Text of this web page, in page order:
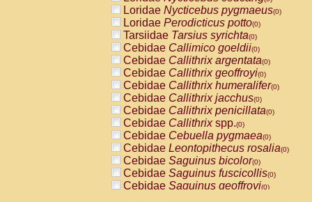
Loridae Nycticebus pygmaeus(0)
Loridae Perodicticus potto(0)
Tarsiidae Tarsius syrichta(0)
Cebidae Callimico goeldii(0)
Cebidae Callithrix argentata(0)
Cebidae Callithrix geoffroyi(0)
Cebidae Callithrix humeralifer(0)
Cebidae Callithrix jacchus(0)
Cebidae Callithrix penicillata(0)
Cebidae Callithrixspp.(0)
Cebidae Cebuella pygmaea(0)
Cebidae Leontopithecus rosalia(0)
Cebidae Saguinus bicolor(0)
Cebidae Saguinus fuscicollis(0)
Cebidae Saguinus geoffroyi(0)